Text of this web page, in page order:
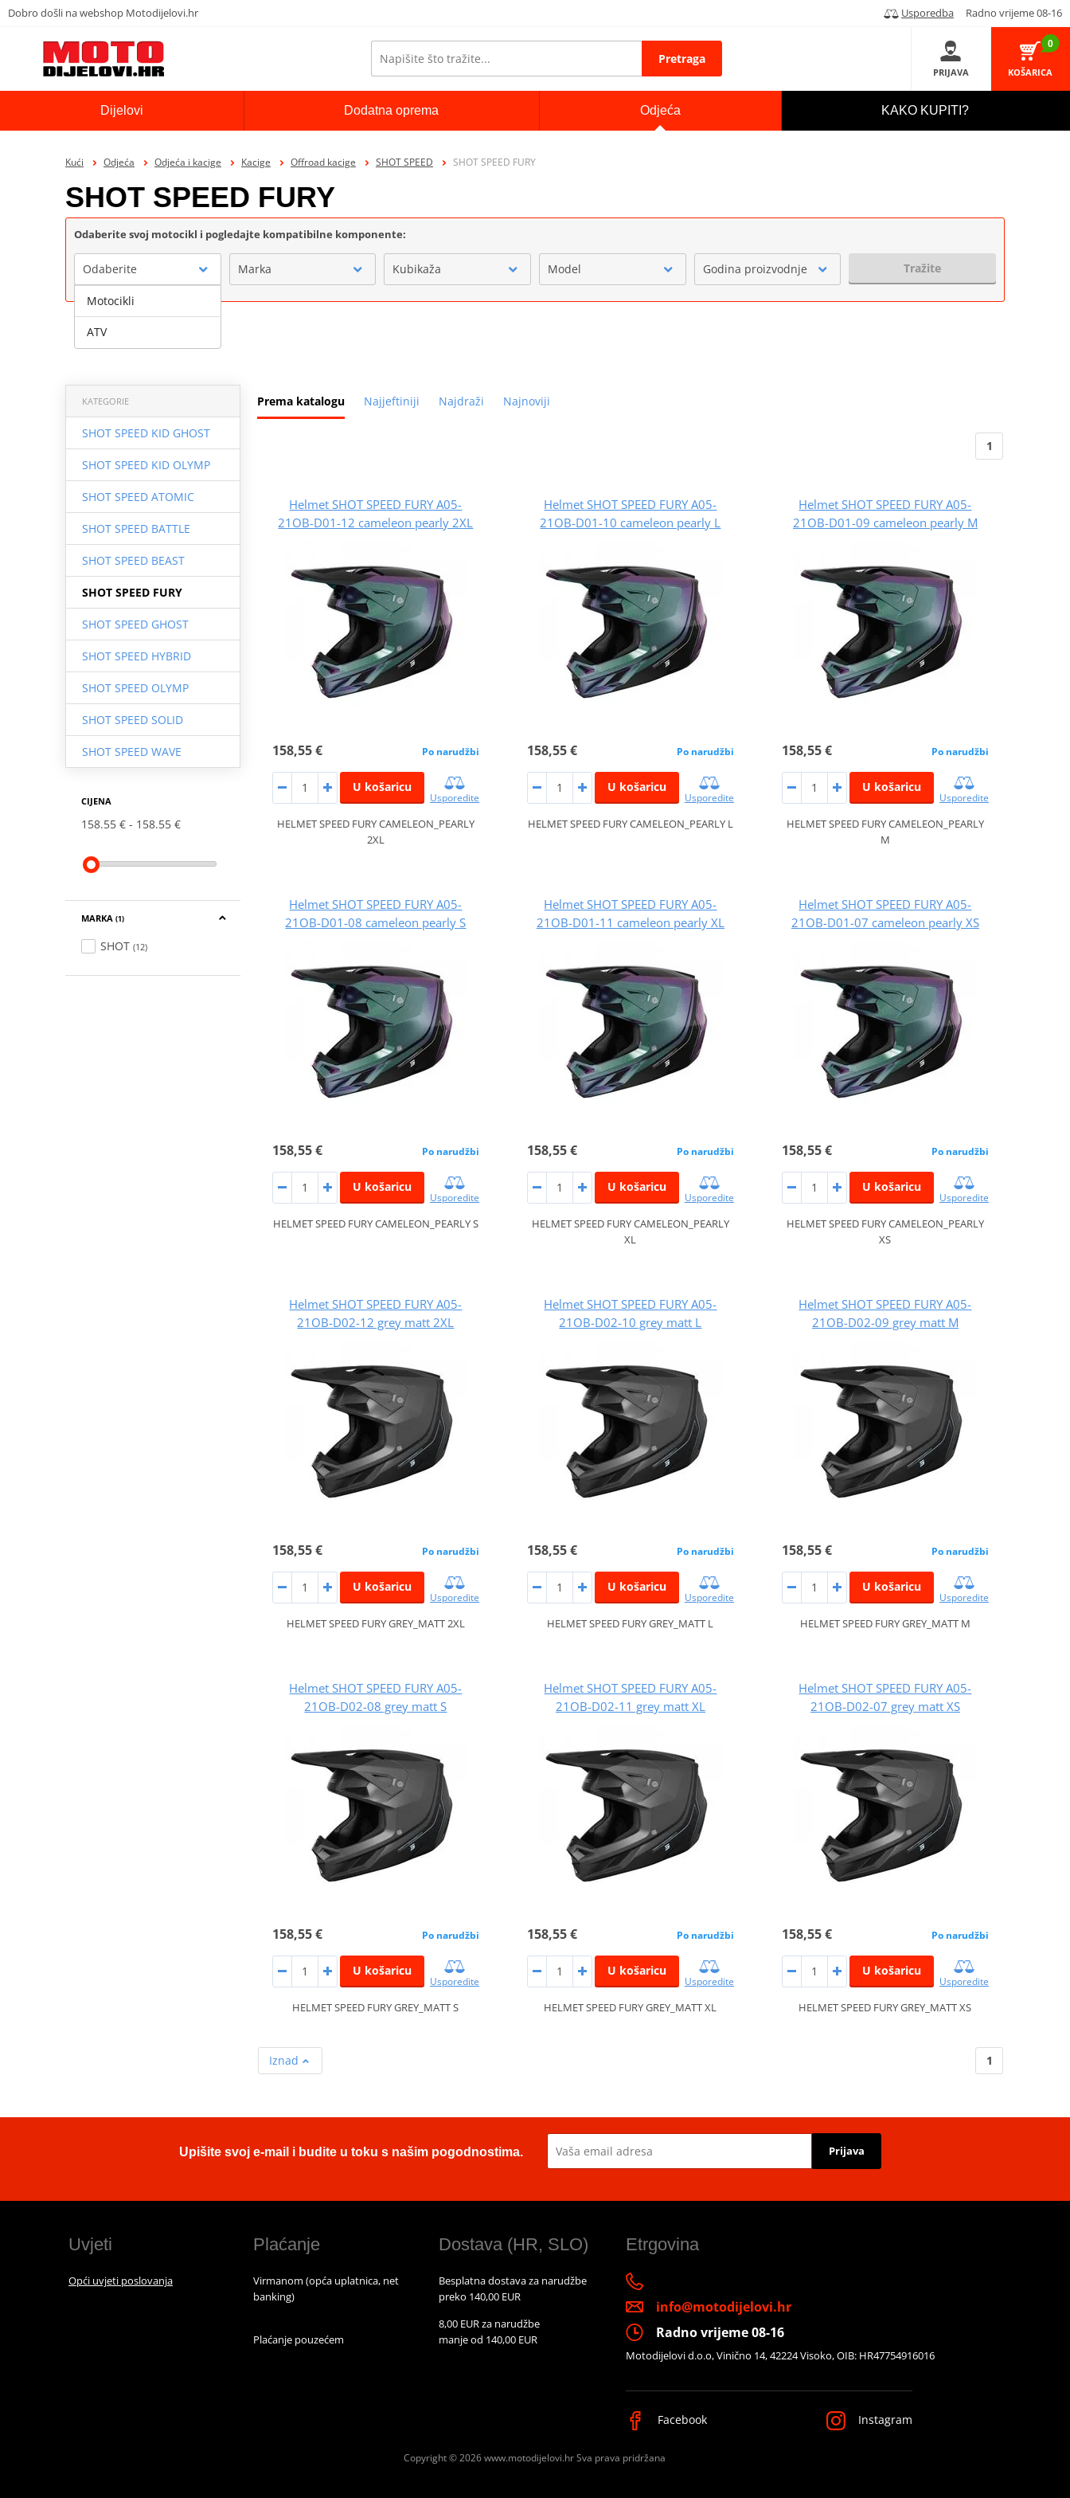
Dobro došli na webshop Motodijelovi.hr Usporedba Radno vrijeme 08-16
Pretraga
PRIJAVA
0
KOŠARICA
Dijelovi Dodatna oprema Odjeća KAKO KUPITI?
Kući Odjeća Odjeća i kacige Kacige Offroad kacige SHOT SPEED SHOT SPEED FURY
SHOT SPEED FURY
Odaberite svoj motocikl i pogledajte kompatibilne komponente:
Odaberite Marka Kubikaža Model Godina proizvodnje Tražite
Prema katalogu Najjeftiniji Najdraži Najnoviji
KATEGORIE
SHOT SPEED KID GHOST
SHOT SPEED KID OLYMP
SHOT SPEED ATOMIC
SHOT SPEED BATTLE
SHOT SPEED BEAST
SHOT SPEED FURY
SHOT SPEED GHOST
SHOT SPEED HYBRID
SHOT SPEED OLYMP
SHOT SPEED SOLID
SHOT SPEED WAVE
CIJENA
158.55 € 158.55 €
MARKA (1)
SHOT (12)
1
Helmet SHOT SPEED FURY A05-
21OB-D01-12 cameleon pearly 2XL
158,55 € Po narudžbi
U košaricu
Usporedite
HELMET SPEED FURY CAMELEON_PEARLY
2XL
Helmet SHOT SPEED FURY A05-
21OB-D01-10 cameleon pearly L
158,55 € Po narudžbi
U košaricu
Usporedite
HELMET SPEED FURY CAMELEON_PEARLY L
Helmet SHOT SPEED FURY A05-
21OB-D01-09 cameleon pearly M
158,55 € Po narudžbi
U košaricu
Usporedite
HELMET SPEED FURY CAMELEON_PEARLY
M
Helmet SHOT SPEED FURY A05-
21OB-D01-08 cameleon pearly S
158,55 € Po narudžbi
U košaricu
Usporedite
HELMET SPEED FURY CAMELEON_PEARLY S
Helmet SHOT SPEED FURY A05-
21OB-D01-11 cameleon pearly XL
158,55 € Po narudžbi
U košaricu
Usporedite
HELMET SPEED FURY CAMELEON_PEARLY
XL
Helmet SHOT SPEED FURY A05-
21OB-D01-07 cameleon pearly XS
158,55 € Po narudžbi
U košaricu
Usporedite
HELMET SPEED FURY CAMELEON_PEARLY
XS
Helmet SHOT SPEED FURY A05-
21OB-D02-12 grey matt 2XL
158,55 € Po narudžbi
U košaricu
Usporedite
HELMET SPEED FURY GREY_MATT 2XL
Helmet SHOT SPEED FURY A05-
21OB-D02-10 grey matt L
158,55 € Po narudžbi
U košaricu
Usporedite
HELMET SPEED FURY GREY_MATT L
Helmet SHOT SPEED FURY A05-
21OB-D02-09 grey matt M
158,55 € Po narudžbi
U košaricu
Usporedite
HELMET SPEED FURY GREY_MATT M
Helmet SHOT SPEED FURY A05-
21OB-D02-08 grey matt S
158,55 € Po narudžbi
U košaricu
Usporedite
HELMET SPEED FURY GREY_MATT S
Helmet SHOT SPEED FURY A05-
21OB-D02-11 grey matt XL
158,55 € Po narudžbi
U košaricu
Usporedite
HELMET SPEED FURY GREY_MATT XL
Helmet SHOT SPEED FURY A05-
21OB-D02-07 grey matt XS
158,55 € Po narudžbi
U košaricu
Usporedite
HELMET SPEED FURY GREY_MATT XS
1
Iznad
Upišite svoj e-mail i budite u toku s našim pogodnostima. Prijava
Uvjeti
Opći uvjeti poslovanja
Plaćanje
Virmanom (opća uplatnica, net
banking)
Plaćanje pouzećem
Dostava (HR, SLO)
Besplatna dostava za narudžbe
preko 140,00 EUR
8,00 EUR za narudžbe
manje od 140,00 EUR
Etrgovina
info@motodijelovi.hr
Radno vrijeme 08-16
Motodijelovi d.o.o, Vinično 14, 42224 Visoko, OIB: HR47754916016
Facebook Instagram
Copyright © 2026 www.motodijelovi.hrSva prava pridržana
Motocikli
ATV